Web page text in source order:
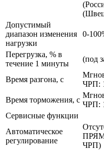
Допустимый
диапазон изменения
нагрузки
0-
Перегрузка, % в
течение 1 минуты
(под
Время разгона, с
ЧРП:
Время торможения, с
ЧРП:
Сервисные функции
Автоматическое
регулирование
ЧРП)